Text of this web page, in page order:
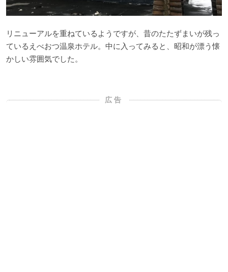
リニューアルを重ねているようですが、昔のたたずまいが残っ
ているえべおつ温泉ホテル。中に入ってみると、昭和が漂う懐
かしい雰囲気でした。